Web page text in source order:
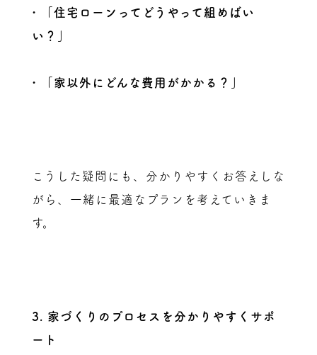
•
「住宅ローンってどうやって組めばい
い？」
• 「家以外にどんな費用がかかる？」
こうした疑問にも、分かりやすくお答えしな
がら、一緒に最適なプランを考えていきま
す。
3. 家づくりのプロセスを分かりやすくサポ
ート